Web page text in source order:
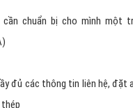
cần chuẩn bị cho mình một
đủ các thông tin liên hệ, đặt